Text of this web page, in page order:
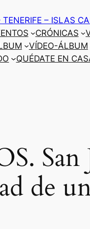
– ISLAS
CRÓNICAS
VÍDEO-ÁLBUM
QUÉDATE EN
San
de